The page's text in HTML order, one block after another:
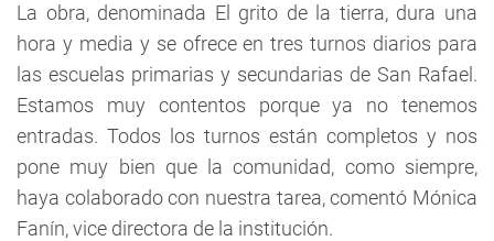
La obra, denominada El grito de la tierra, dura una
hora y media y se ofrece en tres turnos diarios para
las escuelas primarias y secundarias de San Rafael.
Estamos muy contentos porque ya no tenemos
entradas. Todos los turnos están completos y nos
pone muy bien que la comunidad, como siempre,
haya colaborado con nuestra tarea, comentó Mónica
Fanín, vice directora de la institución.